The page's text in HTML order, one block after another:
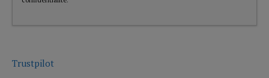
Trustpilot